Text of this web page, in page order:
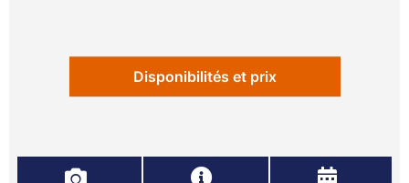
Disponibilités et prix